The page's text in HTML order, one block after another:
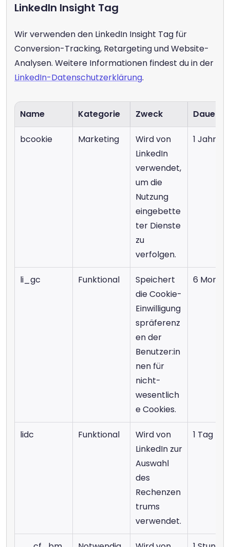
LinkedIn Insight Tag
Wir verwenden den LinkedIn Insight Tag für
Conversion-Tracking, Retargeting und Website-
LinkedIn-Datenschutzerklärung.
Name Kategorie Zweck Dauer
bcookie Marketing
Wird von
LinkedIn
verwendet,
um die
Nutzung
eingebette
ter Dienste
zu
verfolgen.
1 Jahr
li_gc Funktional
Speichert
die Cookie-
Einwilligung
spräferenz
en der
Benutzer:in
nen für
nicht-
wesentlich
e Cookies.
6
lidc Funktional
Wird von
LinkedIn zur
Auswahl
des
Rechenzen
trums
verwendet.
1 Tag